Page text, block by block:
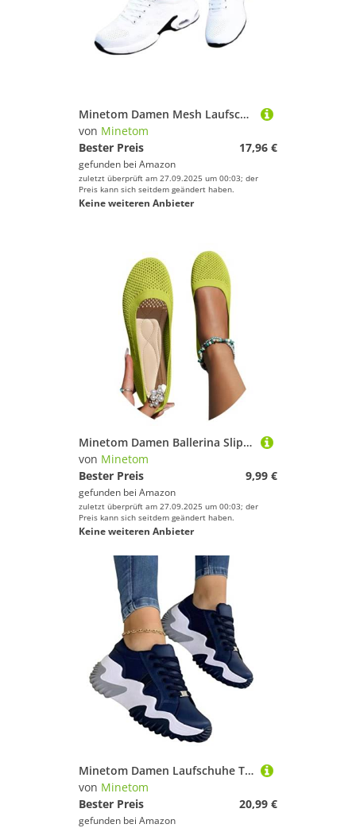
Minetom Damen Mesh Laufschuhe Turnschuhe Sportschuhe Sneaker Running Tennis Schuhe Straßenlaufschuhe Dämpfung Leichtgewichts Atmungsaktiv Walkingschuhe Outdoor Fitness Jogging B1 Weiß 42 EU
von Minetom
Bester Preis
17,96 €
gefunden bei Amazon
zuletzt überprüft am 27.09.2025 um 00:03; der
Preis kann sich seitdem geändert haben.
Keine weiteren Anbieter
Minetom Damen Ballerina Slip On Schuhe rutschfest Stricken Sneaker Bequem Atmungsaktiv Sommer Sportlich Frauen Flache Komfort Flats A Grün 39 EU
von Minetom
Bester Preis
9,99 €
gefunden bei Amazon
zuletzt überprüft am 27.09.2025 um 00:03; der
Preis kann sich seitdem geändert haben.
Keine weiteren Anbieter
Minetom Damen Laufschuhe Turnschuhe Schnürer Sportschuhe Sneaker Fitnessschuhe Bequeme Sneakers Schuhe Outdoor Sports Tennis Schuhe A Marine 40 EU
von Minetom
Bester Preis
20,99 €
gefunden bei Amazon